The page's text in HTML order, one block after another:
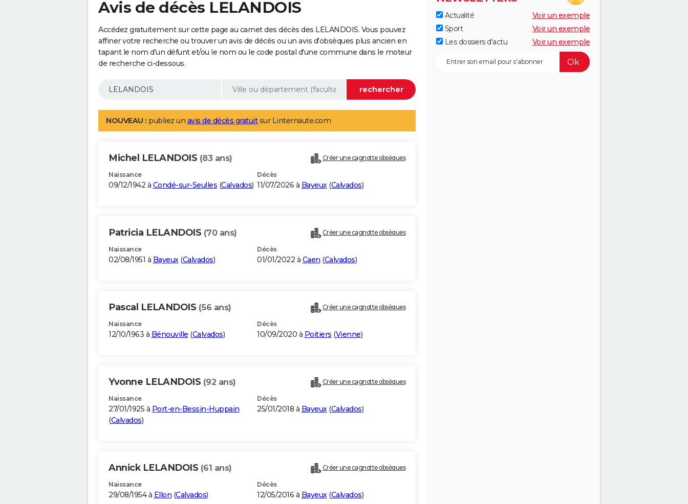
Avis de décès LELANDOIS
Accédez gratuitement sur cette page au carnet des décès des LELANDOIS. Vous pouvez
affiner votre recherche ou trouver un avis de décès ou un avis d'obsèques plus ancien en
tapant le nom d'un défunt et/ou le nom ou le code postal d'une commune dans le moteur
de recherche ci-dessous.
NOUVEAU : publiez un avis de décès gratuitsur Linternaute.com
Michel LELANDOIS (83 ans) Créer une cagnotte obsèques
Naissance
09/12/1942 à Condé-sur-Seulles (Calvados)
Décès
11/07/2026 à Bayeux(Calvados)
Patricia LELANDOIS (70 ans) Créer une cagnotte obsèques
Naissance
02/08/1951 à Bayeux(Calvados)
Décès
01/01/2022 à Caen (Calvados)
Pascal LELANDOIS (56 ans) Créer une cagnotte obsèques
Naissance
12/10/1963 à Bénouville (Calvados)
Décès
10/09/2020 à Poitiers (Vienne)
Yvonne LELANDOIS (92 ans) Créer une cagnotte obsèques
Naissance
27/01/1925 à Port-en-Bessin-Huppain
(Calvados)
Décès
25/01/2018 à Bayeux(Calvados)
Annick LELANDOIS (61 ans) Créer une cagnotte obsèques
Naissance
29/08/1954 à Ellon (Calvados)
Décès
12/05/2016 à Bayeux(Calvados)
Actualité
Voir un exemple
Sport
Voir un exemple
Les dossiers d'actu
Voir un exemple